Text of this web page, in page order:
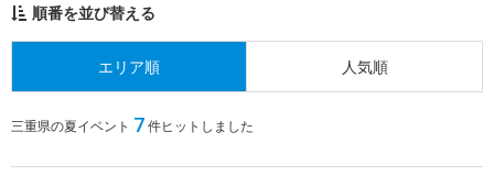
順番を並び替える
エリア順 人気順
三重県の夏イベント 7件ヒットしました